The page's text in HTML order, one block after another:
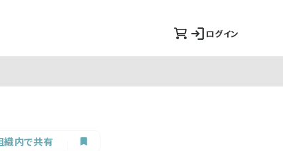
ログイン
織内で共有